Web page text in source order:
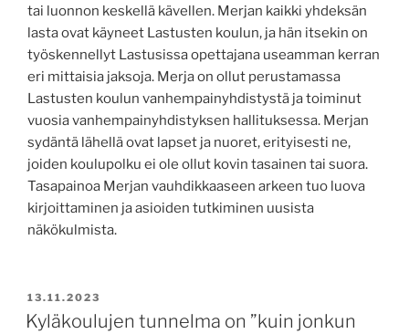
tai luonnon keskellä kävellen. Merjan kaikki yhdeksän
lasta ovat käyneet Lastusten koulun, ja hän itsekin on
työskennellyt Lastusissa opettajana useamman kerran
eri mittaisia jaksoja. Merja on ollut perustamassa
Lastusten koulun vanhempainyhdistystä ja toiminut
vuosia vanhempainyhdistyksen hallituksessa. Merjan
sydäntä lähellä ovat lapset ja nuoret, erityisesti ne,
joiden koulupolku ei ole ollut kovin tasainen tai suora.
Tasapainoa Merjan vauhdikkaaseen arkeen tuo luova
kirjoittaminen ja asioiden tutkiminen uusista
näkökulmista.
JULKAISTU
13.11.2023
Kyläkoulujen tunnelma on ”kuin jonkun